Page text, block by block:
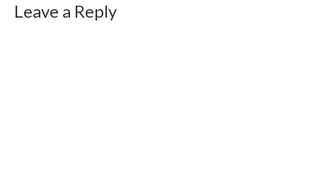
Leave a Reply